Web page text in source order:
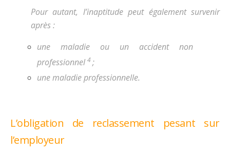
Pour autant, l’inaptitude peut également survenir
après :
une maladie ou un accident non
professionnel4;
une maladie professionnelle.
L’obligation de reclassement pesant sur
l’employeur